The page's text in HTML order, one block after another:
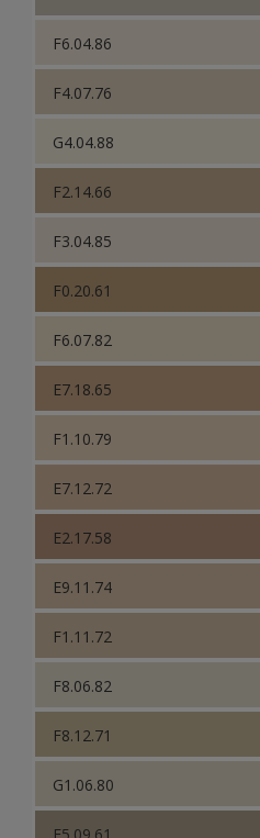
F6.04.86
F4.07.76
G4.04.88
F2.14.66
F3.04.85
F0.20.61
F6.07.82
E7.18.65
F1.10.79
E7.12.72
E2.17.58
E9.11.74
F1.11.72
F8.06.82
F8.12.71
G1.06.80
F5.09.61